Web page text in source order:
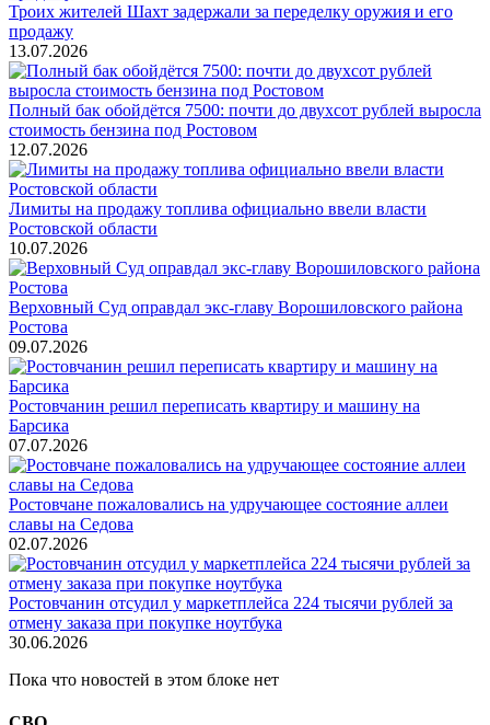
Троих жителей Шахт задержали за переделку оружия и его
продажу
13.07.2026
Полный бак обойдётся 7500: почти до двухсот рублей выросла
стоимость бензина под Ростовом
12.07.2026
Лимиты на продажу топлива официально ввели власти
Ростовской области
10.07.2026
Верховный Суд оправдал экс-главу Ворошиловского района
Ростова
09.07.2026
Ростовчанин решил переписать квартиру и машину на
Барсика
07.07.2026
Ростовчане пожаловались на удручающее состояние аллеи
славы на Седова
02.07.2026
Ростовчанин отсудил у маркетплейса 224 тысячи рублей за
отмену заказа при покупке ноутбука
30.06.2026
Пока что новостей в этом блоке нет